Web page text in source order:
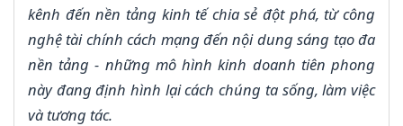
kênh đến nền tảng kinh tế chia sẻ đột phá, từ công
nghệ tài chính cách mạng đến nội dung sáng tạo đa
nền tảng - những mô hình kinh doanh tiên phong
này đang định hình lại cách chúng ta sống, làm việc
và tương tác.